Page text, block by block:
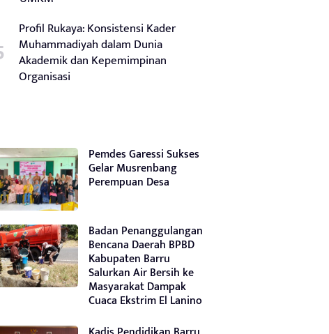
Profil Rukaya: Konsistensi Kader
Muhammadiyah dalam Dunia
Akademik dan Kepemimpinan
Organisasi
Pemdes Garessi Sukses
Gelar Musrenbang
Perempuan Desa
Badan Penanggulangan
Bencana Daerah BPBD
Kabupaten Barru
Salurkan Air Bersih ke
Masyarakat Dampak
Cuaca Ekstrim El Lanino